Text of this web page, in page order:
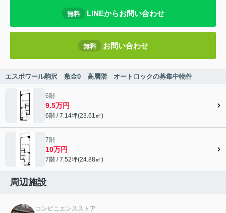
無料 LINEからお問い合わせ
無料 お問い合わせ
エスポワール駒沢 敷金0 高層階 オートロックの募集中物件
6階
9.5万円
6階 / 7.14坪(23.61㎡)
7階
10万円
7階 / 7.52坪(24.88㎡)
周辺施設
コンビニエンスストア